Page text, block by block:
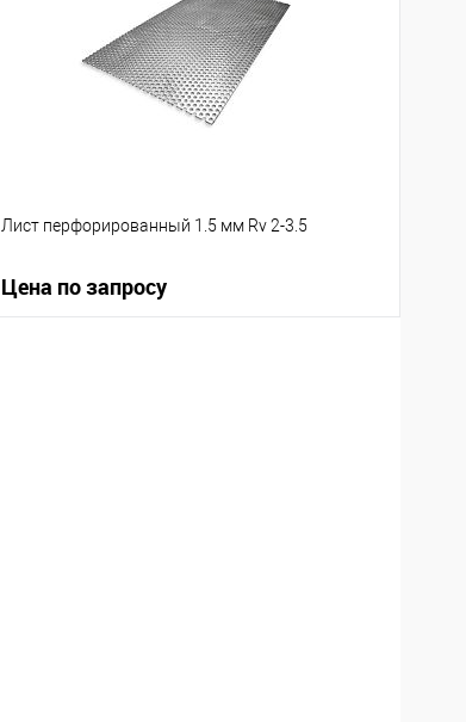
Купить в 1 клик
Сравнение
В избранное
Под заказ
Лист перфорированный 1.5 мм Rv 2-3.5
Цена по запросу